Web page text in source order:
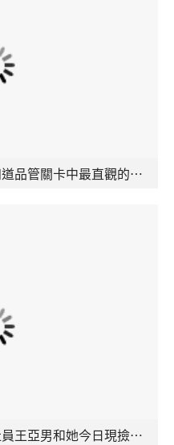
強光穿透蛋殼，照燈檢查是四道品管關卡中最直觀的一環。
紅葉福利雞蛋生產合作社的社員王亞男和她今日現撿的新鮮雞蛋